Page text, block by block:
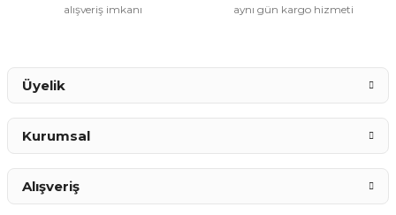
alışveriş imkanı
aynı gün kargo hizmeti
Üyelik
Kurumsal
Alışveriş